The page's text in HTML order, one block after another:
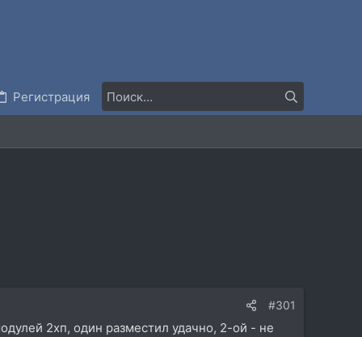
Регистрация
#301
2хп, один разместил удачно, 2-ой - не